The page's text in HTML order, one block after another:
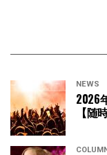
NEWS
2026
【随